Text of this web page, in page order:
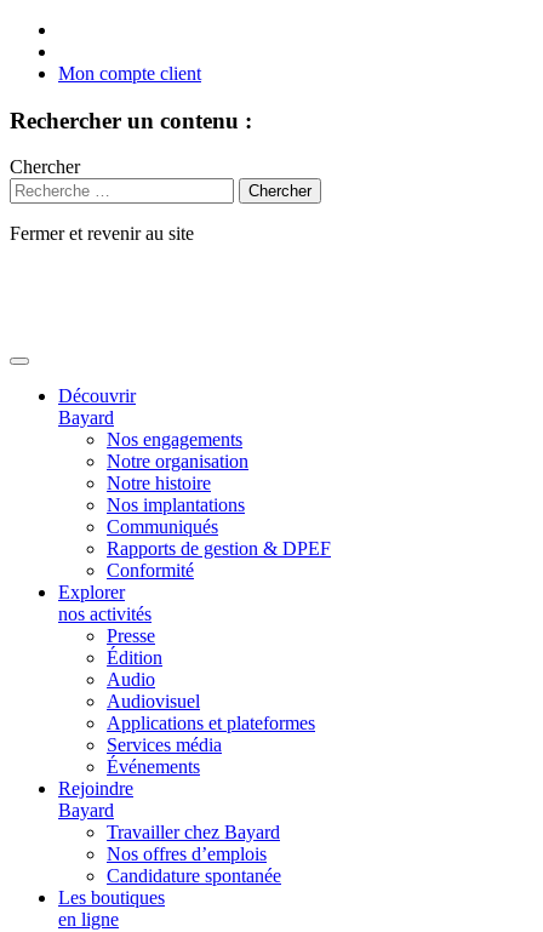
Mon compte client
Rechercher un contenu :
Chercher
Fermer et revenir au site
Découvrir
Bayard
Nos engagements
Notre organisation
Notre histoire
Nos implantations
Communiqués
Rapports de gestion & DPEF
Conformité
Explorer
nos activités
Presse
Édition
Audio
Audiovisuel
Applications et plateformes
Services média
Événements
Rejoindre
Bayard
Travailler chez Bayard
Nos offres d’emplois
Candidature spontanée
Les boutiques
en ligne